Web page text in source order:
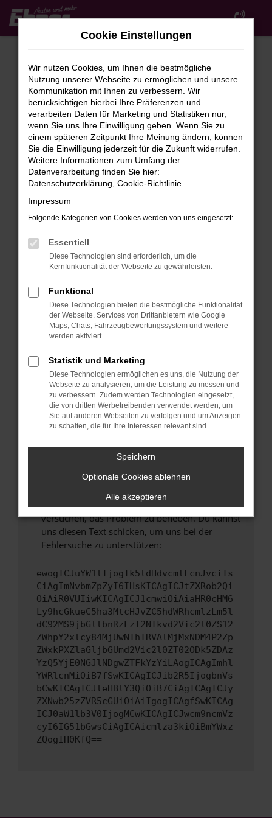
Zum
Hauptinhalt
FEHLER: NETWORK ERROR
Beim Laden ist ein Fehler aufgetreten.
Hier sind ein paar Tipps, die dir helfen können:
Überprüfe deine Firewall und deine
Internetverbindung.
Laden andere Webseiten, zum Beispiel deine
Manche Erweiterungen, wie Werbeblocker,
verhindern. Funktioniert die Seite in einem
anderen Browser oder in einem privaten
Fenster?
Starte dein Gerät neu.
Probleme zu beheben.
Stelle sicher, dass dein Browser und dein
Betriebssystem auf dem neuesten Stand
sind.
Veraltete Software birgt nicht nur ein
Sicherheitsrisiko, sondern kann auch dazu
führen, dass bestimmte Funktionen nicht mehr
unterstützt werden.
Wende dich an den Webseitenbetreiber.
Wenn du alle oben genannten Schritte versucht
hast, kontaktiere uns bitte. Wir werden
versuchen, das Problem zu beheben. Du kannst
uns diesen Text schicken, um uns bei der
Fehlersuche zu unterstützen:
ewogICJuYW1lIjogIk5ldHdvcmtFcnJvciIs
CiAgImNvbmZpZyI6IHsKICAgICJtZXRob2Qi
OiAiR0VUIiwKICAgICJ1cmwiOiAiaHR0cHM6
Ly9hcGkueC5ha3MtcHJvZC5hdWRhcmlzLm5l
dC92MS9jbGllbnRzLzI2NTkvd2Vic2l0ZS12
ZWhpY2xlcy84MjUwNThTRVAlMjMxNDM4P2Zp
ZWxkPXZlaGljbGUmd2Vic2l0ZT02ODk5ZDAz
YzQ5YjE0NGJlNDgwZTFkYzYiLAogICAgImhl
YWRlcnMiOiB7fSwKICAgICJib2R5IjogbnVs
bCwKICAgICJleHBlY3QiOiB7CiAgICAgICJy
ZXNwb25zZVR5cGUiOiAiIgogICAgfSwKICAg
ICJ0aW1lb3V0IjogMCwKICAgICJwcm9ncmVz
cyI6IG51bGwsCiAgICAicmlza3kiOiBmYWxz
ZQogIH0KfQ==
Cookie Einstellungen
Wir nutzen Cookies, um Ihnen die bestmögliche
Nutzung unserer Webseite zu ermöglichen und unsere
Kommunikation mit Ihnen zu verbessern. Wir
berücksichtigen hierbei Ihre Präferenzen und
verarbeiten Daten für Marketing und Statistiken nur,
wenn Sie uns Ihre Einwilligung geben. Wenn Sie zu
einem späteren Zeitpunkt Ihre Meinung ändern, können
Sie die Einwilligung jederzeit für die Zukunft widerrufen.
Weitere Informationen zum Umfang der
Datenverarbeitung finden Sie hier:
Datenschutzerklärung Cookie-Richtlinie
Impressum
Folgende Kategorien von Cookies werden von uns eingesetzt:
Essentiell
Diese Technologien sind erforderlich, um die
Kernfunktionalität der Webseite zu gewährleisten.
Funktional
Diese Technologien bieten die bestmögliche Funktionalität
der Webseite. Services von Drittanbietern wie Google
Maps, Chats, Fahrzeugbewertungssystem und weitere
werden aktiviert.
Statistik und Marketing
Diese Technologien ermöglichen es uns, die Nutzung der
Webseite zu analysieren, um die Leistung zu messen und
zu verbessern. Zudem werden Technologien eingesetzt,
die von dritten Werbetreibenden verwendet werden, um
Sie auf anderen Webseiten zu verfolgen und um Anzeigen
zu schalten, die für Ihre Interessen relevant sind.
Speichern
Optionale Cookies ablehnen
Alle akzeptieren